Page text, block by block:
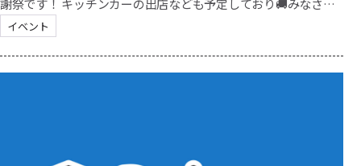
謝祭です！ キッチンカーの出店なども予定しており🚚みなさん
と一緒にワイワイ楽しみながらドットコンを満喫してもらえる
り開催予定🍀） 【開催場所】Dotcon展示場（東京都西多摩郡日
イベント